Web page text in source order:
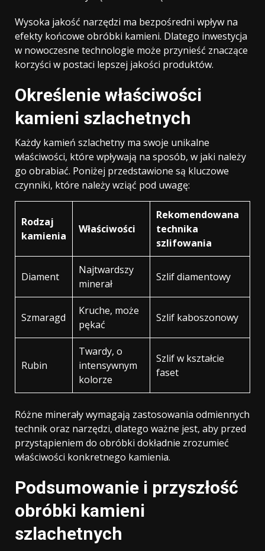
Wysoka jakość narzędzi ma bezpośredni wpływ na
efekty końcowe obróbki kamieni. Dlatego inwestycja
w nowoczesne technologie może przynieść znaczące
korzyści w postaci lepszej jakości produktów.
Określenie właściwości
kamieni szlachetnych
Każdy kamień szlachetny ma swoje unikalne
właściwości, które wpływają na sposób, w jaki należy
go obrabiać. Poniżej przedstawione są kluczowe
czynniki, które należy wziąć pod uwagę:
Rodzaj
kamienia
Właściwości
Rekomendowana
technika
szlifowania
Diament
Najtwardszy
minerał
Szlif diamentowy
Szmaragd
Kruche, może
pękać
Szlif kaboszonowy
Rubin
Twardy, o
intensywnym
kolorze
Szlif w kształcie
faset
Różne minerały wymagają zastosowania odmiennych
technik oraz narzędzi, dlatego ważne jest, aby przed
przystąpieniem do obróbki dokładnie zrozumieć
właściwości konkretnego kamienia.
Podsumowanie i przyszłość
obróbki kamieni
szlachetnych